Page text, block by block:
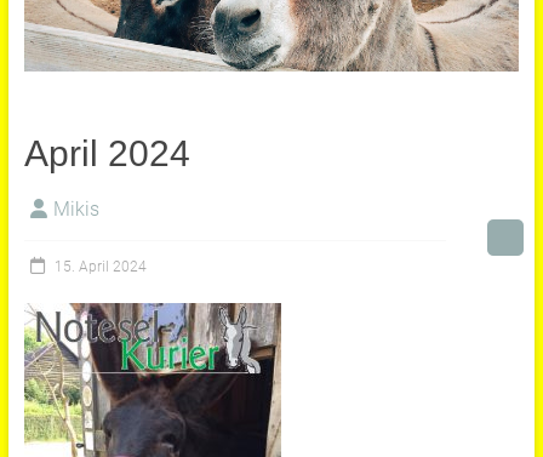
April 2024
Mikis
15. April 2024